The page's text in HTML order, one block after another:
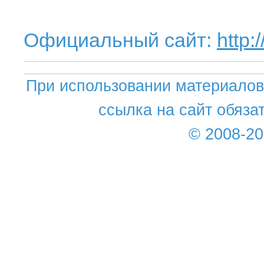
Официальный сайт:
При использовании
ссылка на сайт
© 2008-